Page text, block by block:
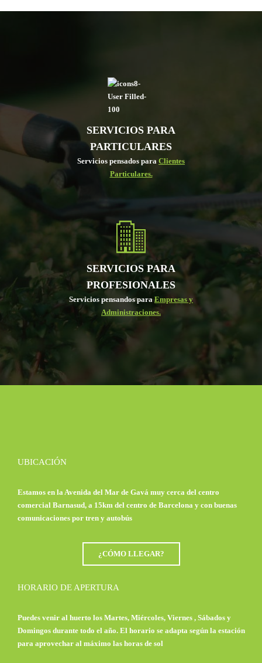
SERVICIOS PARA
PARTICULARES
Servicios pensados para Clientes
Particulares.
SERVICIOS PARA
PROFESIONALES
Servicios pensandos paraEmpresas y
Administraciones.
UBICACIÓN
Estamos en la Avenida del Mar de Gavá muy cerca del centro
comercial Barnasud, a 15km del centro de Barcelona y con buenas
comunicaciones por tren y autobús
¿CÓMO LLEGAR?
HORARIO DE APERTURA
Puedes venir al huerto los Martes, Miércoles, Viernes , Sábados y
Domingos durante todo el año. El horario se adapta según la estación
para aprovechar al máximo las horas de sol